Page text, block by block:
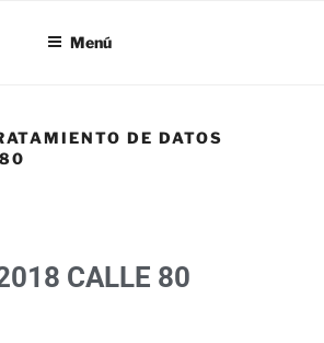
Menú
DE DATOS
CALLE 80